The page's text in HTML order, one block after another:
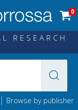
0
RESEARCH
| Browse by publisher